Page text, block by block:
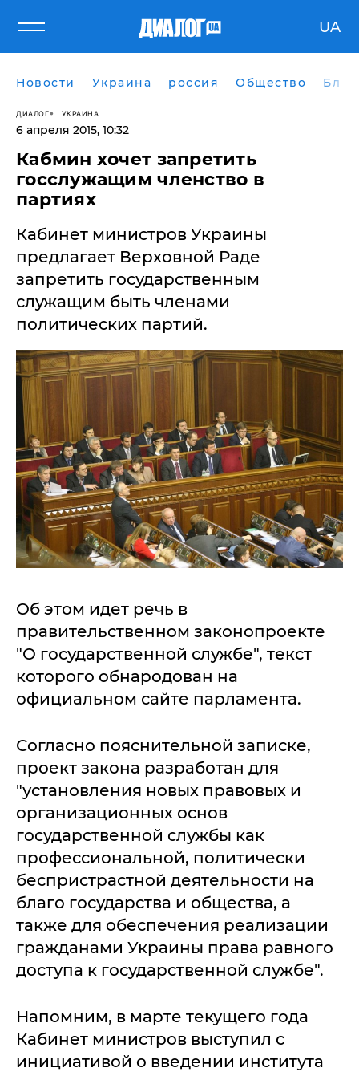
UA
Новости Украина россия Общество
ДИАЛОГ УКРАИНА
6 апреля 2015, 10:32
Кабмин хочет запретить
госслужащим членство в
партиях
Кабинет министров Украины
предлагает Верховной Раде
запретить государственным
служащим быть членами
политических партий.
Об этом идет речь в
правительственном законопроекте
"О государственной службе", текст
которого обнародован на
официальном сайте парламента.
Согласно пояснительной записке,
проект закона разработан для
"установления новых правовых и
организационных основ
государственной службы как
профессиональной, политически
беспристрастной деятельности на
благо государства и общества, а
также для обеспечения реализации
гражданами Украины права равного
доступа к государственной службе".
Напомним, в марте текущего года
Кабинет министров выступил с
инициативой о введении института